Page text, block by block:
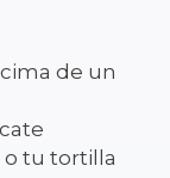
de un
tu tortilla